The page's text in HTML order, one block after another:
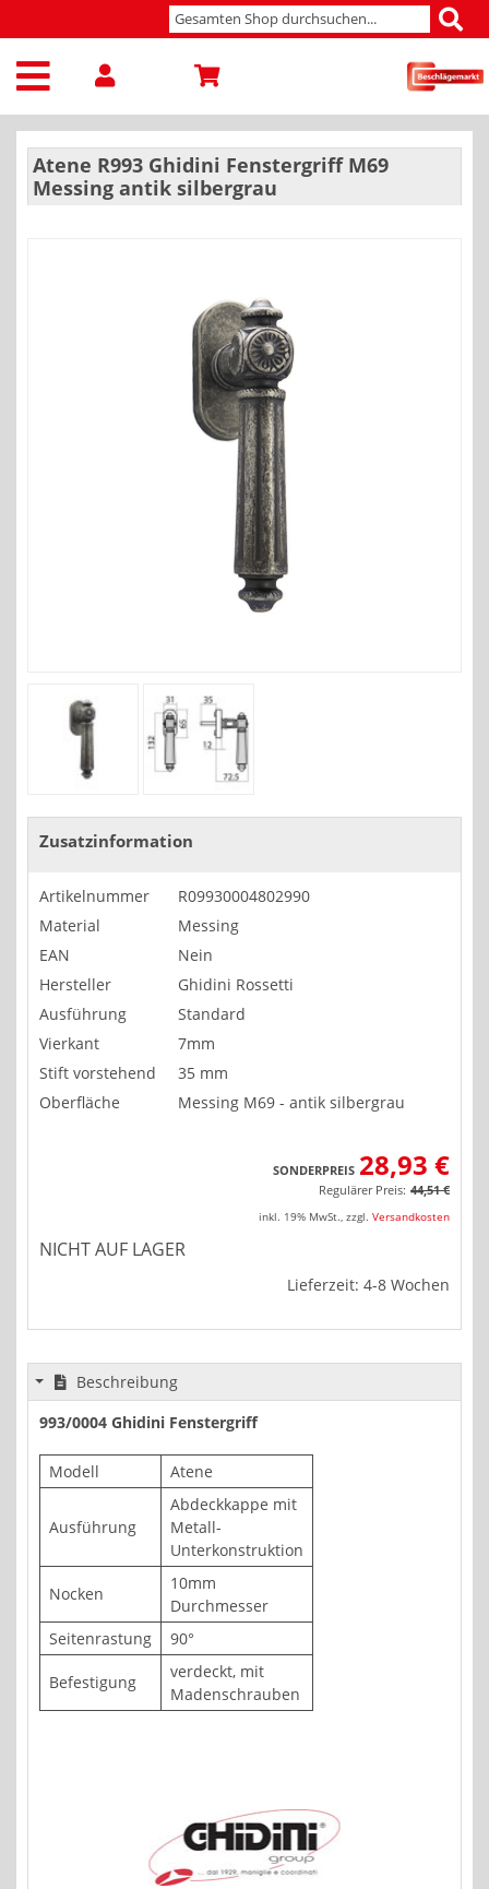
Atene R993 Ghidini Fenstergriff M69
Messing antik silbergrau
Zusatzinformation
Artikelnummer
R09930004802990
Material
Messing
EAN
Nein
Hersteller
Ghidini Rossetti
Ausführung
Standard
Vierkant
7mm
Stift vorstehend
35 mm
Oberfläche
Messing M69 - antik silbergrau
SONDERPREIS 28,93 €
Regulärer Preis: 44,51 €
inkl. 19% MwSt., zzgl. Versandkosten
NICHT AUF LAGER
Lieferzeit: 4-8 Wochen
Beschreibung
993/0004 Ghidini Fenstergriff
Modell Atene
Ausführung
Abdeckkappe mit
Metall-
Unterkonstruktion
Nocken
10mm
Durchmesser
Seitenrastung
90°
Befestigung
verdeckt, mit
Madenschrauben